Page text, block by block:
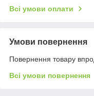
Всі умови оплати
Умови повернення
Повернення товару
Всі умови повернення